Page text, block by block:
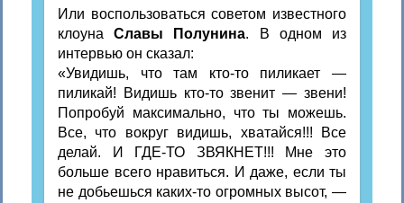
Или воспользоваться советом известного
клоунаСлавы Полунина. В одном из
интервью он сказал:
«Увидишь, что там кто-то пиликает —
пиликай! Видишь кто-то звенит — звени!
Попробуй максимально, что ты можешь.
Все, что вокруг видишь, хватайся!!! Все
делай. И ГДЕ-ТО ЗВЯКНЕТ!!! Мне это
больше всего нравиться. И даже, если ты
не добьешься каких-то огромных высот, —